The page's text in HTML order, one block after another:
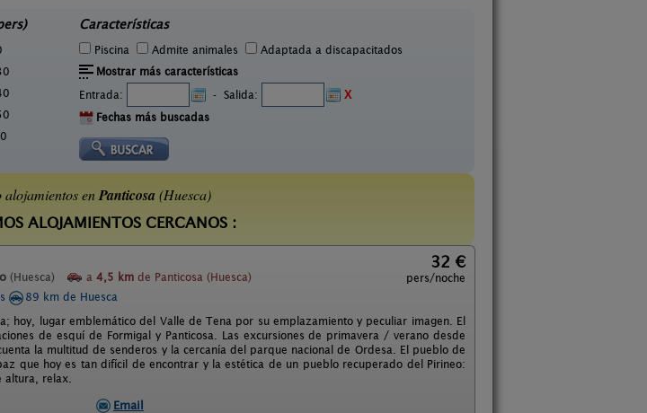
Características
Piscina Admite animales
Adaptada a discapacitados
Mostrar más características
Entrada:
- Salida:
X
Fechas más buscadas
alojamientos enPanticosa (Huesca)
ALOJAMIENTOS CERCANOS :
(Huesca) a 4,5 km de Panticosa (Huesca)
32 €
pers/noche
89 km de Huesca
hoy, lugar emblemático del Valle de Tena por su emplazamiento y peculiar imagen. El
de esquí de Formigal y Panticosa. Las excursiones de primavera / verano desde
la multitud de senderos y la cercanía del parque nacional de Ordesa. El pueblo de
que hoy es tan difícil de encontrar y la estética de un pueblo recuperado del Pirineo:
relax.
Email